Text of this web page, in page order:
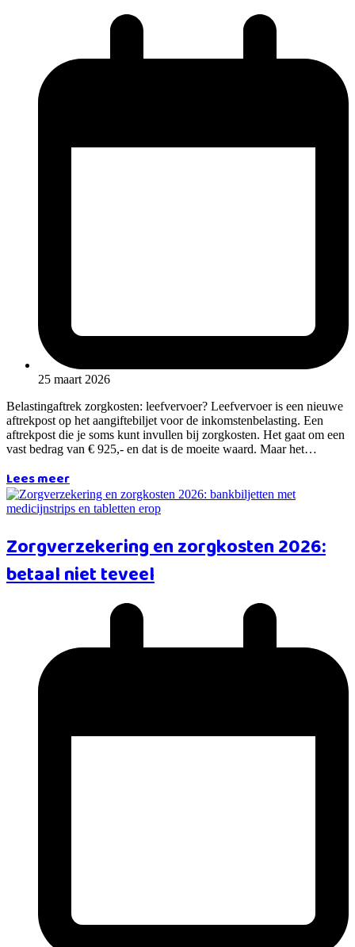
25 maart 2026
Belastingaftrek zorgkosten: leefvervoer? Leefvervoer is een nieuwe
aftrekpost op het aangiftebiljet voor de inkomstenbelasting. Een
aftrekpost die je soms kunt invullen bij zorgkosten. Het gaat om een
vast bedrag van € 925,- en dat is de moeite waard. Maar het…
Lees meer
Zorgverzekering en zorgkosten 2026:
betaal niet teveel